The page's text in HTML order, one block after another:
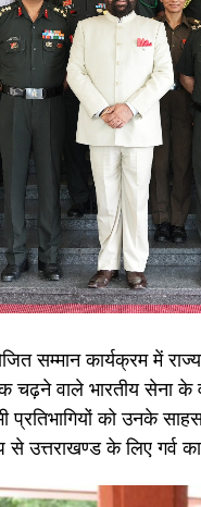
सम्मान कार्यक्रम में
वाले भारतीय सेना के
प्रतिभागियों को उनके
उत्तराखण्ड के लिए गर्व